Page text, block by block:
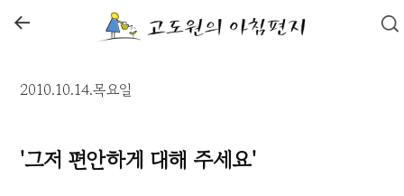
←
2010.10.14.목요일
'그저 편안하게 대해 주세요'